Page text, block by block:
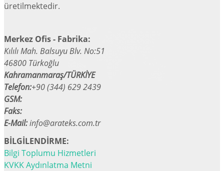
üretilmektedir.
Merkez Ofis - Fabrika:
Kılılı Mah. Balsuyu Blv. No:51
46800 Türkoğlu
Kahramanmaraş/TÜRKİYE
Telefon:+90 (344) 629 2439
GSM:
Faks:
E-Mail:info@arateks.com.tr
BİLGİLENDİRME:
Bilgi Toplumu Hizmetleri
KVKK Aydınlatma Metni